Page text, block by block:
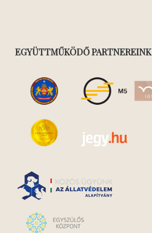
EGYÜTTMŰKÖDŐ PARTNEREINK